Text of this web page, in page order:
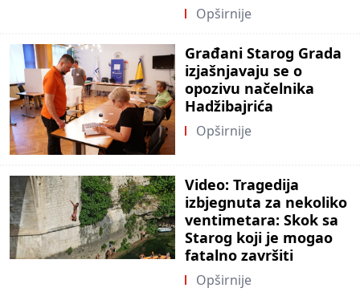
Opširnije
Građani Starog Grada
izjašnjavaju se o
opozivu načelnika
Hadžibajrića
Opširnije
Video: Tragedija
izbjegnuta za nekoliko
ventimetara: Skok sa
Starog koji je mogao
fatalno završiti
Opširnije